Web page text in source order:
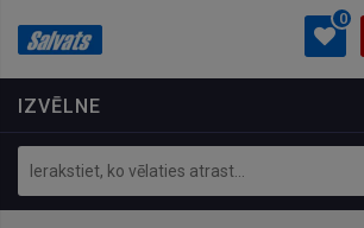
IZVĒLNE
0
PROFILS
Ielogoties
Izveidot kontu